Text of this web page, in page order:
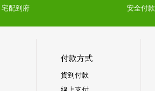
宅配到府 安全付款
付款方式
貨到付款